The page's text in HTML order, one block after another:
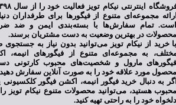
مجموعه‌ای متنوع از فیگورها برای طرفداران
تمام سفارش‌ها با بسته‌بندی ایمن و ضد
در بهترین وضعیت به دست مشتریان برسند.
خرید از نیکام تویز می‌توانید بدون نیاز به
به مجموعه‌ای متنوع از فیگورهای انیمه،
مارول و شخصیت‌های محبوب کارتونی
مورد علاقه خود را به صورت آنلاین سفارش
به دنبال خرید فیگور انیمه، اکشن فیگور
هستید، می‌توانید محصولات متنوع نیکام تویز
خود را به راحتی تهیه کنید.